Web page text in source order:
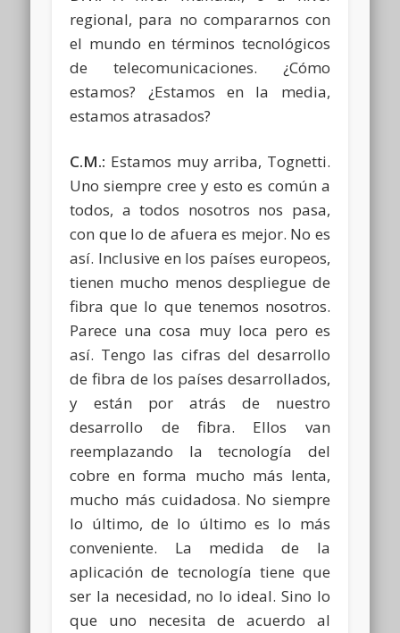
regional, para no compararnos con
el mundo en términos tecnológicos
de telecomunicaciones. ¿Cómo
estamos? ¿Estamos en la media,
estamos atrasados?
C.M.: Estamos muy arriba, Tognetti.
Uno siempre cree y esto es común a
todos, a todos nosotros nos pasa,
con que lo de afuera es mejor. No es
así. Inclusive en los países europeos,
tienen mucho menos despliegue de
fibra que lo que tenemos nosotros.
Parece una cosa muy loca pero es
así. Tengo las cifras del desarrollo
de fibra de los países desarrollados,
y están por atrás de nuestro
desarrollo de fibra. Ellos van
reemplazando la tecnología del
cobre en forma mucho más lenta,
mucho más cuidadosa. No siempre
lo último, de lo último es lo más
conveniente. La medida de la
aplicación de tecnología tiene que
ser la necesidad, no lo ideal. Sino lo
que uno necesita de acuerdo al